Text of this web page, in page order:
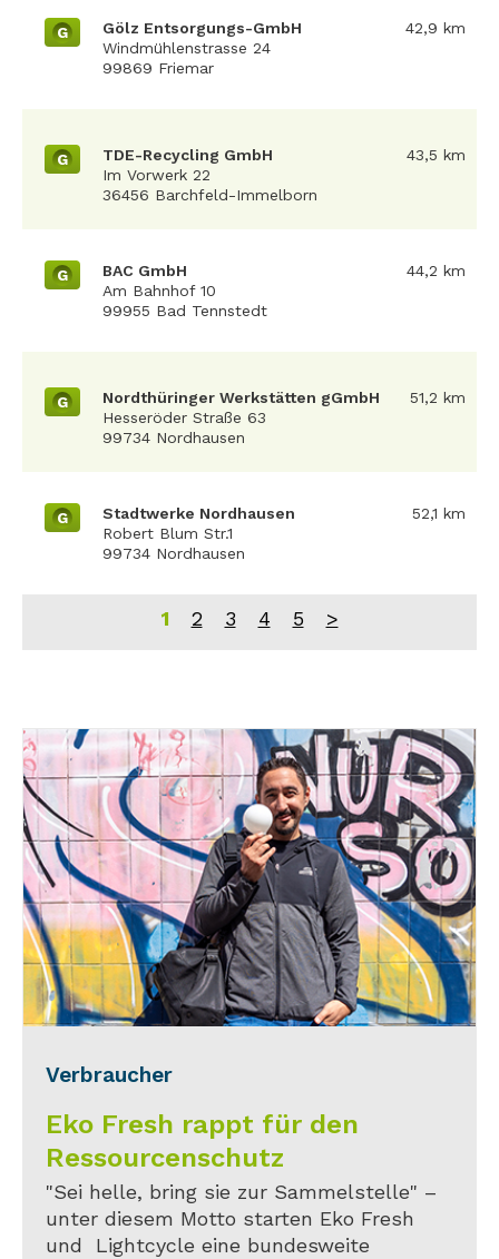
G
Gölz Entsorgungs-GmbH
Windmühlenstrasse 24
99869 Friemar
42,9 km
G
TDE-Recycling GmbH
Im Vorwerk 22
36456 Barchfeld-Immelborn
43,5 km
G
BAC GmbH
Am Bahnhof 10
99955 Bad Tennstedt
44,2 km
G
Nordthüringer Werkstätten gGmbH
Hesseröder Straße 63
99734 Nordhausen
51,2 km
G
Stadtwerke Nordhausen
Robert Blum Str.1
99734 Nordhausen
52,1 km
1 2 3 4 5 >
Verbraucher
Eko Fresh rappt für den
Ressourcenschutz
"Sei helle, bring sie zur Sammelstelle" –
unter diesem Motto starten Eko Fresh
und Lightcycle eine bundesweite